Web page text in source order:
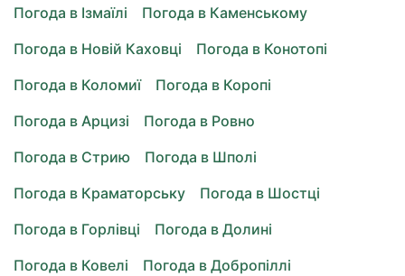
Погода в Ізмаїлі
Погода в Каменському
Погода в Новій Каховці
Погода в Конотопі
Погода в Коломиї
Погода в Коропі
Погода в Арцизі
Погода в Ровно
Погода в Стрию
Погода в Шполі
Погода в Краматорську
Погода в Шостці
Погода в Горлівці
Погода в Долині
Погода в Ковелі
Погода в Добропіллі